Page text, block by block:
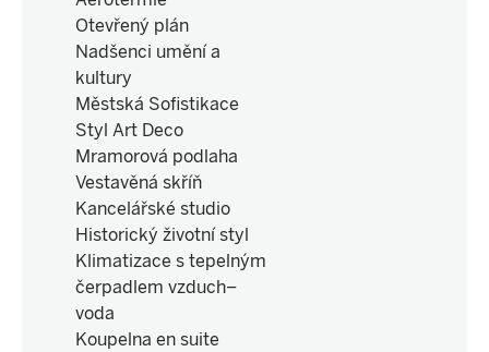
Otevřený plán
Nadšenci umění a
kultury
Městská Sofistikace
Styl Art Deco
Mramorová podlaha
Vestavěná skříň
Kancelářské studio
Historický životní styl
Klimatizace s tepelným
čerpadlem vzduch–
voda
Koupelna en suite